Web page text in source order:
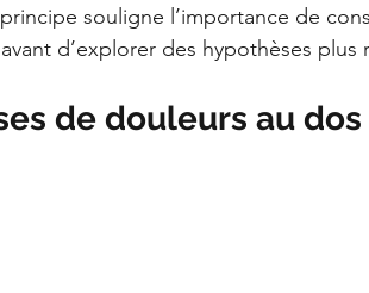
souligne l’importance de
d’explorer des hypothèses plus
de douleurs au dos